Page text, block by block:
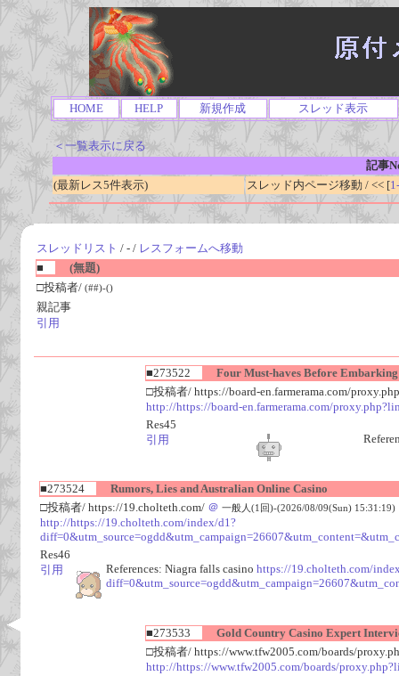
HOME HELP 新規作成 スレッド表示
＜一覧表示に戻る
記事
(最新レス5件表示)
スレッド内ページ移動 / << [
スレッドリスト / - / レスフォームへ移動
■
(無題)
□投稿者/ (##)-()
親記事
引用
■273522
Four Must-haves Before
□投稿者/ https://board-en.farmerama.com/
http://https://board-en.farmerama.com/
Res45
引用
■273524
Rumors, Lies and Australian Online Casino
□投稿者/ https://19.cholteth.com/ ＠ 一般人(1回)-(2026/08/09(Sun) 15:31:19)
http://https://19.cholteth.com/index/d1?
Res46
引用
References: Niagra falls casino https://19.cholteth.com/
■273533
Gold Country Casino Expert
□投稿者/ https://www.tfw2005.com/boards/
http://https://www.tfw2005.com/boards/